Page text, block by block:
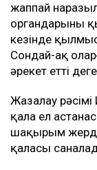
жаппай
органдарының
кезінде
Сондай-ақ
әрекет етті
Жазалау
қала ел
шақырым жерде
қаласы